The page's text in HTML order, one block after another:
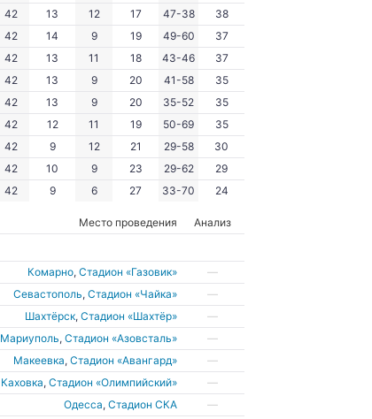
42 13 12 17 47-38
38
42 14 9 19 49-60
37
42 13 11 18 43-46
37
42 13 9 20 41-58
35
42 13 9 20 35-52
35
42 12 11 19 50-69
35
42 9 12 21 29-58
30
42 10 9 23 29-62
29
42 9 6 27 33-70 24
Место проведения Анализ
Комарно,Стадион «Газовик»
—
Севастополь,Стадион «Чайка»
—
Шахтёрск,Стадион «Шахтёр»
—
Мариуполь,Стадион «Азовсталь»
—
Макеевка,Стадион «Авангард»
—
Каховка,Стадион «Олимпийский»
—
Одесса,Стадион СКА
—